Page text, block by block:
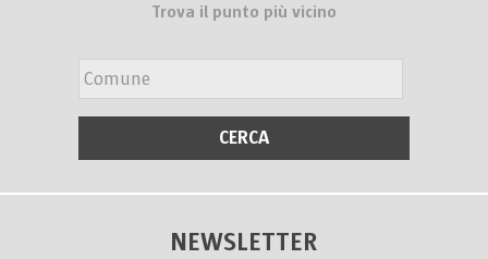
Trova il punto più vicino
NEWSLETTER